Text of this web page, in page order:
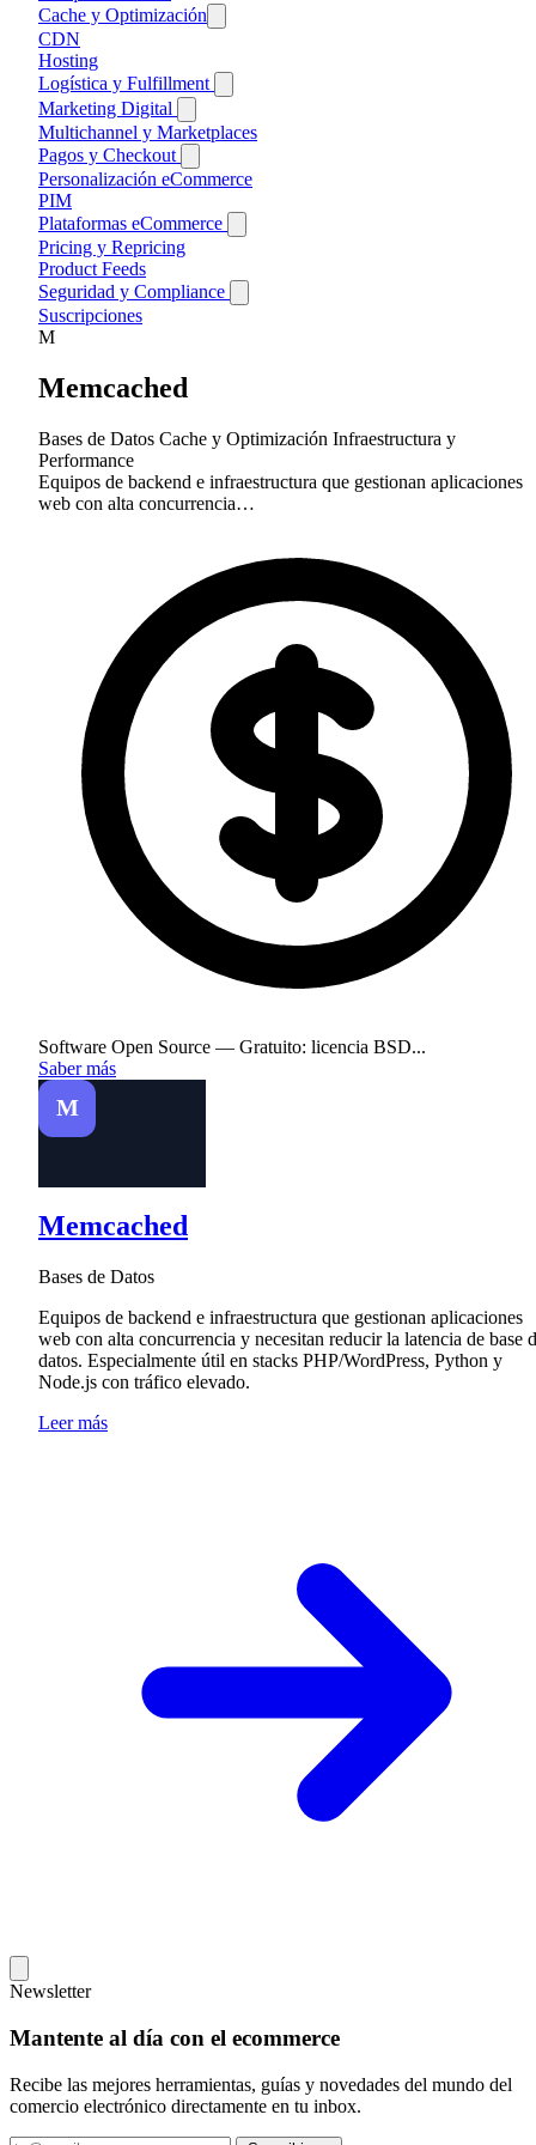
Mapas
Video
Page Builders
Builders No-Code
Builders WordPress
Tipografía e Iconos
Cache y Optimización
Cache de Página
Optimización de Imágenes
CDN
Hosting
Logística y Fulfillment
Devoluciones
Envíos y Shipping
Fulfillment
Gestión de Inventario
Marketing Digital
Email Marketing
Automatización de Email
Newsletters y Campañas
Marketing de Contenidos
Publicidad Online
PPC y SEM
Retargeting y Remarketing
Social Ads
Redes Sociales
SEO
Investigación de Keywords
Link Building y Backlinks
SEO Técnico
Multichannel y Marketplaces
Pagos y Checkout
Buy Now Pay Later (BNPL)
Facturación y Suscripciones
Pagos Locales España/Latam
Pasarelas de Pago
Personalización eCommerce
PIM
Plataformas eCommerce
Headless Commerce
Marketplaces y Multivendor
Plataformas Open Source
Plataformas SaaS
Pricing y Repricing
Product Feeds
Seguridad y Compliance
Accesibilidad
Autenticación
Consentimiento
Seguridad Web
Captcha
Suscripciones
M
Memcached
Bases de Datos Cache y Optimización Infraestructura y
Performance
Equipos de backend e infraestructura que gestionan aplicaciones
web con alta concurrencia…
Software Open Source — Gratuito: licencia BSD...
Saber más
M
Memcached
Bases de Datos
Equipos de backend e infraestructura que gestionan aplicaciones
web con alta concurrencia y necesitan reducir la latencia de base
datos. Especialmente útil en stacks PHP/WordPress, Python y
Node.js con tráfico elevado.
Leer más
Newsletter
Mantente al día con el ecommerce
Recibe las mejores herramientas, guías y novedades del mundo del
comercio electrónico directamente en tu inbox.